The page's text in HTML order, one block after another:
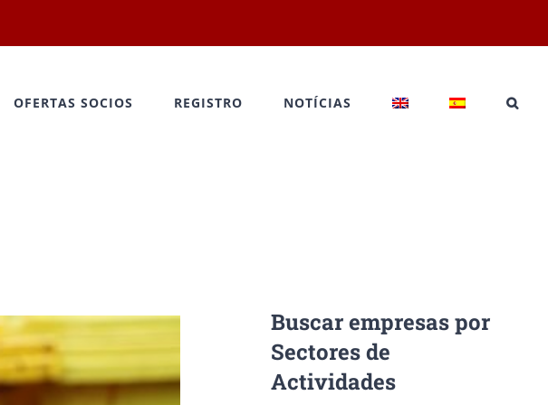
OFERTAS SOCIOS REGISTRO NOTÍCIAS
Buscar empresas por
Sectores de
Actividades